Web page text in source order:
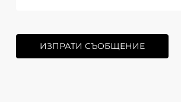
ИЗПРАТИ СЪОБЩЕНИЕ